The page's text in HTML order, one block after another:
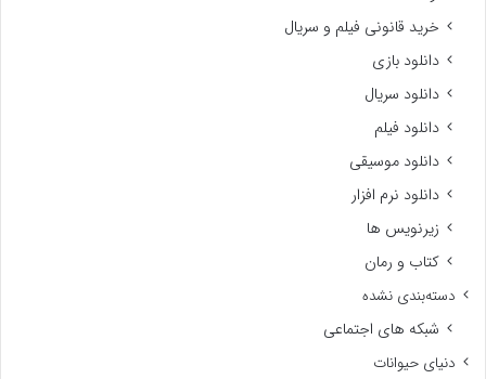
خرید قانونی فیلم و سریال
دانلود بازی
دانلود سریال
دانلود فیلم
دانلود موسیقی
دانلود نرم افزار
زیرنویس ها
کتاب و رمان
دسته‌بندی نشده
شبکه های اجتماعی
دنیای حیوانات